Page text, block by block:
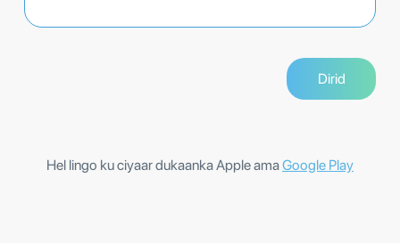
Hel lingo ku ciyaar dukaanka Apple amaGoogle Play